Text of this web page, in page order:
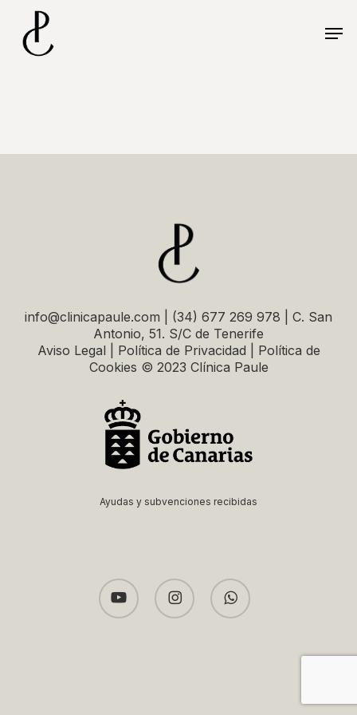
main
content
info@clinicapaule.com | (34) 677 269 978 | C. San
Antonio, 51. S/C de Tenerife
Aviso Legal | Política de Privacidad | Política de
Cookies © 2023 Clínica Paule
Ayudas y subvenciones recibidas
youtube instagram whatsapp